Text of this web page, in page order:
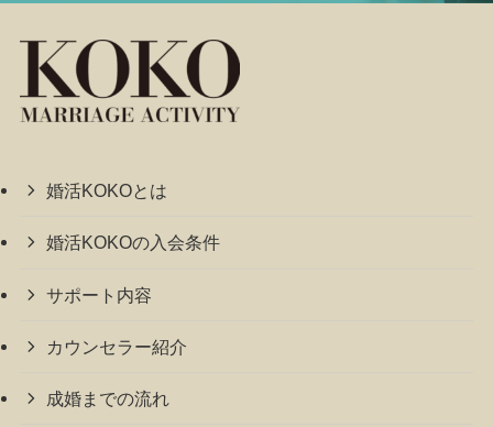
婚活KOKOとは
婚活KOKOの入会条件
サポート内容
カウンセラー紹介
成婚までの流れ